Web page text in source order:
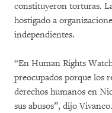
constituyeron torturas.
hostigado a
independientes.
“En Human Rights
preocupados porque los
derechos humanos en
sus abusos”, dijo